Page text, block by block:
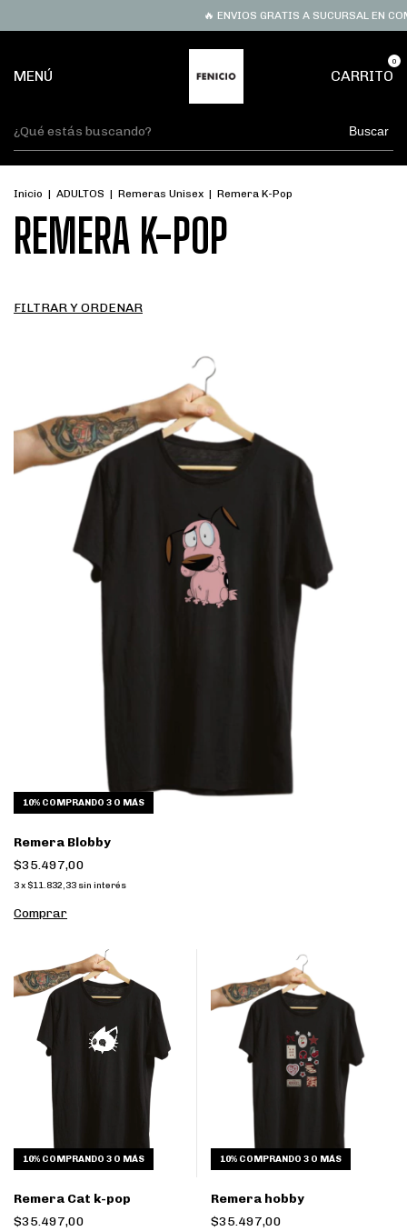
🔥 ENVIOS GRATIS A SUCURSAL EN
MENÚ CARRITO
0
Buscar
Inicio | ADULTOS | Remeras Unisex | Remera K-Pop
REMERA K-POP
FILTRAR Y ORDENAR
10% COMPRANDO 3 O MÁS
Remera Blobby
$35.497,00
3x $11.832,33 sin interés
Comprar
10% COMPRANDO 3 O MÁS
Remera Cat k-pop
$35.497,00
10% COMPRANDO 3 O MÁS
Remera hobby
$35.497,00